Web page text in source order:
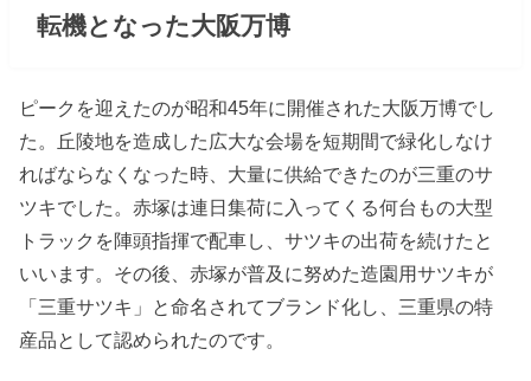
転機となった大阪万博
ピークを迎えたのが昭和45年に開催された大阪万博でし
た。丘陵地を造成した広大な会場を短期間で緑化しなけ
ればならなくなった時、大量に供給できたのが三重のサ
ツキでした。赤塚は連日集荷に入ってくる何台もの大型
トラックを陣頭指揮で配車し、サツキの出荷を続けたと
いいます。その後、赤塚が普及に努めた造園用サツキが
「三重サツキ」と命名されてブランド化し、三重県の特
産品として認められたのです。